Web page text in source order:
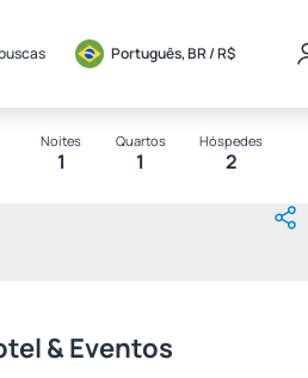
Português, BR / R$
Noites
1
Quartos
1
Hóspedes
2
& Eventos